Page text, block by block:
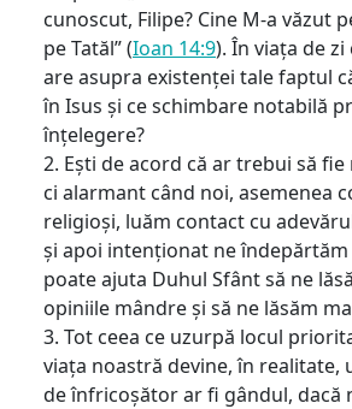
cunoscut, Filipe? Cine M-a văzut
pe Tatăl” (Ioan 14:9). În viața de
are asupra existenței tale faptul
în Isus și ce schimbare notabilă
înțelegere?
2. Ești de acord că ar trebui să
ci alarmant când noi, asemenea
religioși, luăm contact cu
și apoi intenționat ne îndepărtăm
poate ajuta Duhul Sfânt să ne
opiniile mândre și să ne lăsăm
3. Tot ceea ce uzurpă locul
viața noastră devine, în realitate,
de înfricoșător ar fi gândul, dacă